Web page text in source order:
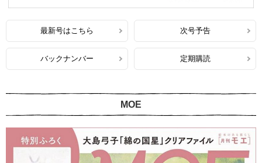
最新号はこちら 次号予告
バックナンバー 定期購読
MOE